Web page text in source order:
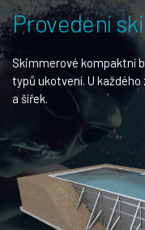
Provedení
Skimmerové kompaktní
typů ukotvení. U
a šířek.